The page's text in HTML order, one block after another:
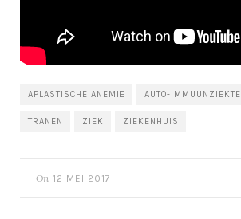
APLASTISCHE ANEMIE AUTO-IMMUUNZIEKTE
TRANEN ZIEK ZIEKENHUIS
On 12 MEI 2017